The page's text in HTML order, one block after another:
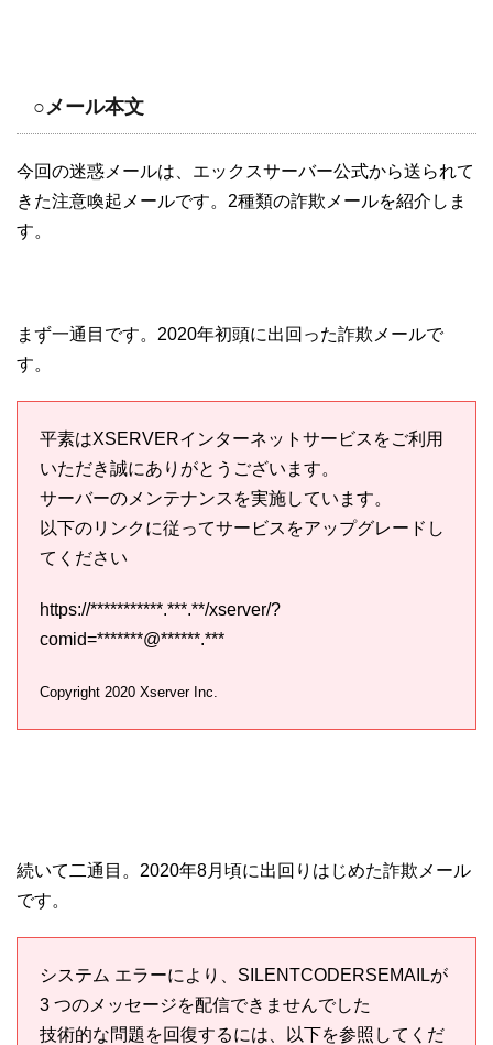
○メール本文
今回の迷惑メールは、エックスサーバー公式から送られて
きた注意喚起メールです。2種類の詐欺メールを紹介しま
す。
まず一通目です。2020年初頭に出回った詐欺メールで
す。
平素はXSERVERインターネットサービスをご利用
いただき誠にありがとうございます。
サーバーのメンテナンスを実施しています。
以下のリンクに従ってサービスをアップグレードし
てください
https://***********.***.**/xserver/?
comid=*******@******.***
Copyright 2020 Xserver Inc.
続いて二通目。2020年8月頃に出回りはじめた詐欺メール
です。
システム エラーにより、SILENTCODERSEMAILが
3 つのメッセージを配信できませんでした
技術的な問題を回復するには、以下を参照してくだ